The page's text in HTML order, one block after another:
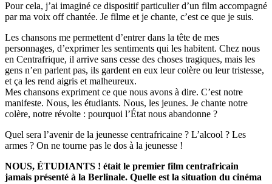
Pour cela, j’ai imaginé ce dispositif particulier d’un film accompagné
par ma voix off chantée. Je filme et je chante, c’est ce que je suis.
Les chansons me permettent d’entrer dans la tête de mes
personnages, d’exprimer les sentiments qui les habitent. Chez nous
en Centrafrique, il arrive sans cesse des choses tragiques, mais les
gens n’en parlent pas, ils gardent en eux leur colère ou leur tristesse,
et ça les rend aigris et malheureux.
Mes chansons expriment ce que nous avons à dire. C’est notre
manifeste. Nous, les étudiants. Nous, les jeunes. Je chante notre
colère, notre révolte : pourquoi l’État nous abandonne ?
Quel sera l’avenir de la jeunesse centrafricaine ? L’alcool ? Les
armes ? On ne tourne pas le dos à la jeunesse !
NOUS, ÉTUDIANTS ! était le premier film centrafricain
jamais présenté à la Berlinale. Quelle est la situation du cinéma